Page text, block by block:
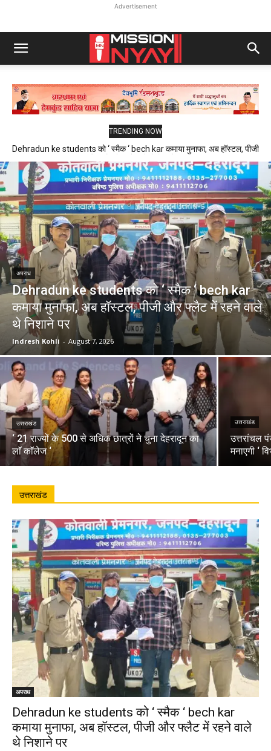
Advertisement
TRENDING NOW
Dehradun ke students को ‘ स्मैक ‘ bech kar कमाया मुनाफा, अब हॉस्टल, पीजी
अपराध
Dehradun ke students को ‘ स्मैक ‘ bech kar
कमाया मुनाफा, अब हॉस्टल, पीजी और फ्लैट में रहने वाले
थे निशाने पर
Indresh Kohli - August 7, 2026
उत्तराखंड
‘ 21 राज्यों के 500 से अधिक छात्रों ने चुना देहरादून का
लाॅ काॅलेज ‘
उत्तराखंड
उत्तरांचल
मनाएगी ‘
उत्तराखंड
अपराध
Dehradun ke students को ‘ स्मैक ‘ bech kar
कमाया मुनाफा, अब हॉस्टल, पीजी और फ्लैट में रहने वाले
थे निशाने पर